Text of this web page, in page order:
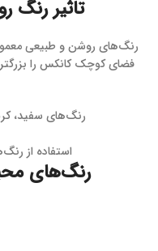
تاثیر رنگ
رنگ‌های روشن و طبیعی
فضای کوچک کانکس را
رنگ‌های سفید،
استفاده از
رنگ‌های